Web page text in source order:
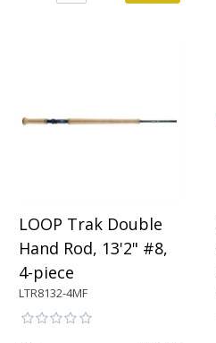
LOOP Trak Double
Hand Rod, 13'2" #8,
4-piece
LTR8132-4MF